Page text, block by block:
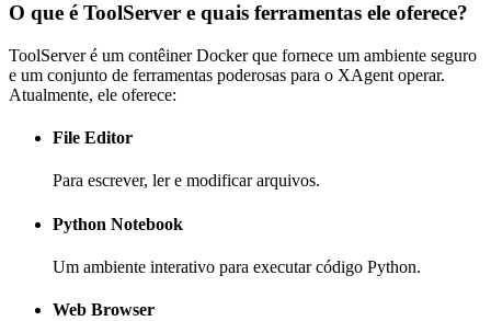
O que é ToolServer e quais ferramentas ele oferece?
ToolServer é um contêiner Docker que fornece um ambiente seguro
e um conjunto de ferramentas poderosas para o XAgent operar.
Atualmente, ele oferece:
File Editor
Para escrever, ler e modificar arquivos.
Python Notebook
Um ambiente interativo para executar código Python.
Web Browser